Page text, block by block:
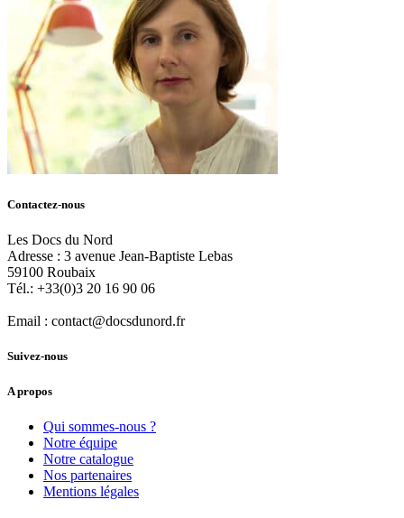
Contactez-nous
Les Docs du Nord
Adresse : 3 avenue Jean-Baptiste Lebas
59100 Roubaix
Tél.: +33(0)3 20 16 90 06
Email : contact@docsdunord.fr
Suivez-nous
A propos
Qui sommes-nous ?
Notre équipe
Notre catalogue
Nos partenaires
Mentions légales